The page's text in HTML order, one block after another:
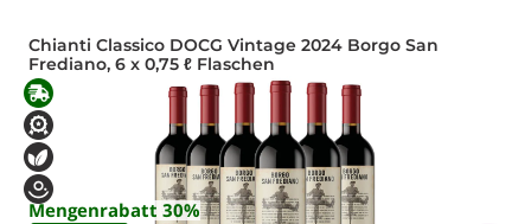
Chianti Classico DOCG Vintage 2024 Borgo San
Frediano, 6 x 0,75 ℓ Flaschen
Mengenrabatt 30%